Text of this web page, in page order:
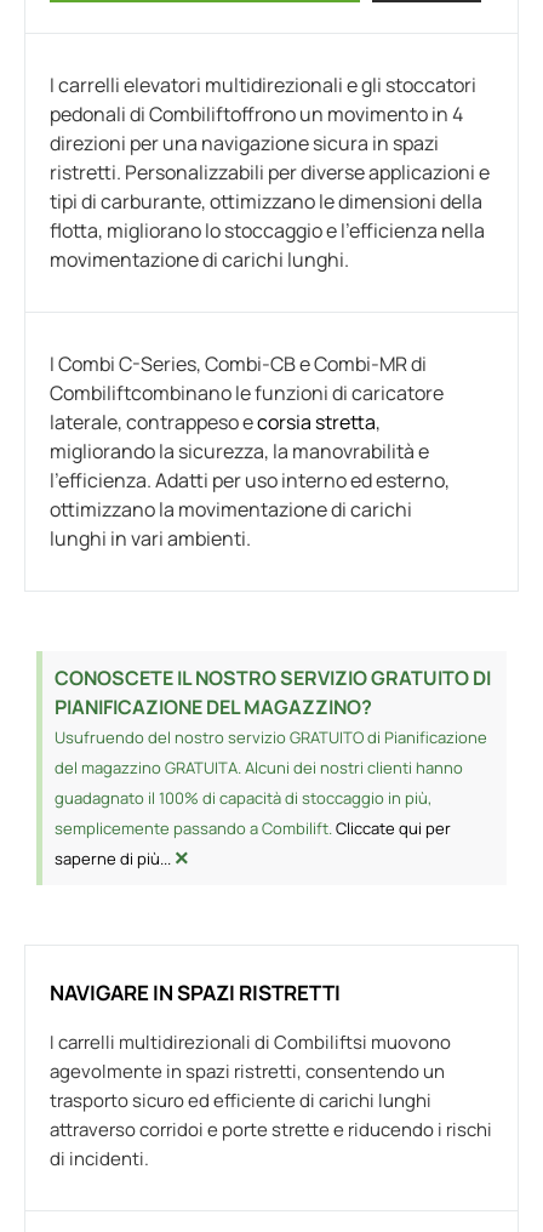
I carrelli elevatori multidirezionali e gli stoccatori
pedonali di Combiliftoffrono un movimento in 4
direzioni per una navigazione sicura in spazi
ristretti. Personalizzabili per diverse applicazioni e
tipi di carburante, ottimizzano le dimensioni della
flotta, migliorano lo stoccaggio e l'efficienza nella
movimentazione di carichi lunghi.
I Combi C-Series, Combi-CB e Combi-MR di
Combiliftcombinano le funzioni di caricatore
laterale, contrappeso ecorsia stretta,
migliorando la sicurezza, la manovrabilità e
l'efficienza. Adatti per uso interno ed esterno,
ottimizzano la movimentazione di carichi
lunghi in vari ambienti.
CONOSCETE IL NOSTRO SERVIZIO GRATUITO DI
PIANIFICAZIONE DEL MAGAZZINO?
Usufruendo del nostro servizio GRATUITO di Pianificazione
del magazzino GRATUITA. Alcuni dei nostri clienti hanno
guadagnato il 100% di capacità di stoccaggio in più,
semplicemente passando a Combilift. Cliccate qui per
saperne di più... ×
NAVIGARE IN SPAZI RISTRETTI
I carrelli multidirezionali di Combiliftsi muovono
agevolmente in spazi ristretti, consentendo un
trasporto sicuro ed efficiente di carichi lunghi
attraverso corridoi e porte strette e riducendo i rischi
di incidenti.